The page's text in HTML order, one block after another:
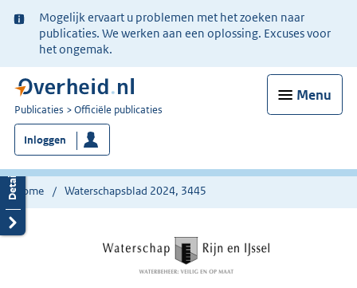
Ter
informatie:
Mogelijk ervaart u problemen met het zoeken naar
publicaties. We werken aan een oplossing. Excuses voor
het ongemak.
Menu
U
bent
nu
hier:
Publicaties Officiële publicaties
Inloggen
Home Waterschapsblad 2024, 3445